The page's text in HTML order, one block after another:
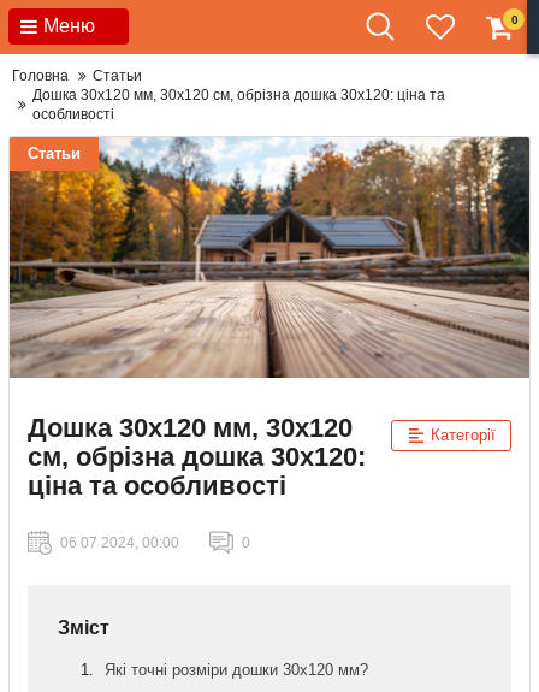
Меню 0
Головна
Статьи
Дошка 30x120 мм, 30x120 см, обрізна дошка 30x120: ціна та
особливості
Статьи
Дошка 30x120 мм, 30x120
см, обрізна дошка 30x120:
ціна та особливості
Категорії
06 07 2024, 00:00 0
Зміст
Які точні розміри дошки 30х120 мм?